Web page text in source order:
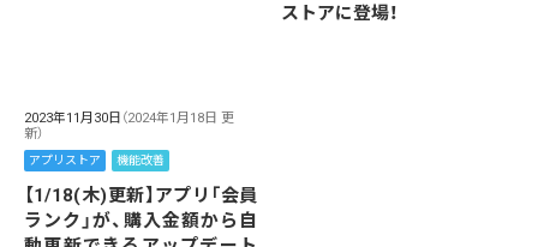
ストアに登場！
2023年11月30日 （2024年1月18日 更
新）
アプリストア 機能改善
【1/18(木)更新】アプリ「会員
ランク」が、購入金額から自